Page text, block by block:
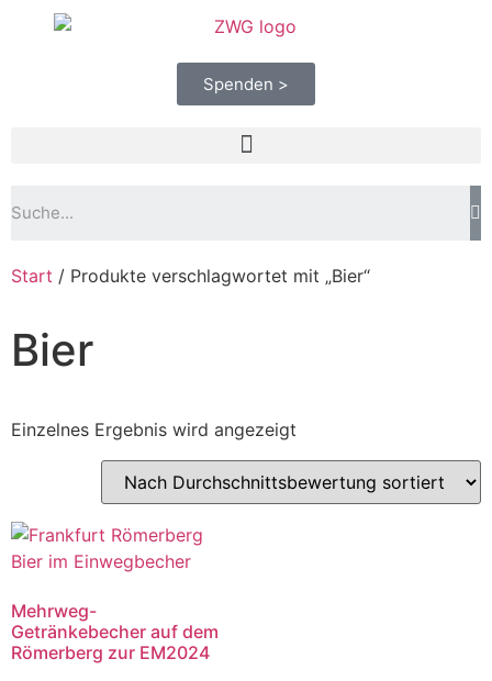
Spenden >
Start / Produkte verschlagwortet mit „Bier“
Bier
Einzelnes Ergebnis wird angezeigt
Mehrweg-
Getränkebecher auf dem
Römerberg zur EM2024